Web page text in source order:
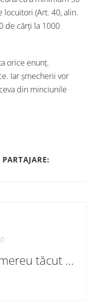
(Art. 40, alin.
de cărți la 1000
orice enunț.
Iar șmecherii vor
din minciunile
PARTAJARE:
Parcă Dumnezeu e mereu tăcut pe pământ